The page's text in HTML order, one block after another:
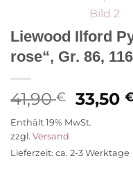
Liewood Ilford
rose“, Gr. 86, 116
41,90€
Preis
war:
41,90 €
33,50
Enthält 19% MwSt.
zzgl. Versand
Lieferzeit: ca. 2-3 Werktage